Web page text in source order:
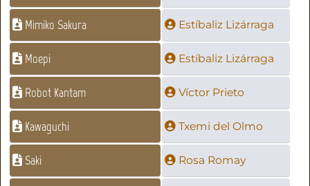
Mimiko Sakura Estíbaliz Lizárraga
Moepi Estíbaliz Lizárraga
Robot Kantam Víctor Prieto
Kawaguchi Txemi del Olmo
Saki Rosa Romay